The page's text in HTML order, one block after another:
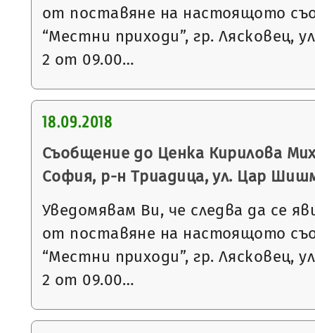
от поставяне на настоящото
“Местни приходи”, гр. Лясковец,
2 от 09.00…
18.09.2018
Съобщение до Ценка Кирилова
София, р-н Триадица, ул. Цар
Уведомявам Ви, че следва да се
от поставяне на настоящото
“Местни приходи”, гр. Лясковец,
2 от 09.00…